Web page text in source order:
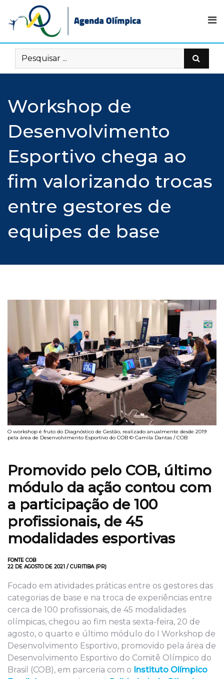
content
Workshop de
Desenvolvimento
Esportivo chega ao
fim valorizando trocas
entre gestores de
equipes de base
O workshop é fruto do Diagnóstico de Gestão, realizado anualmente desde 2019
pela área de Desenvolvimento Esportivo do COB © Camila Dantas / COB
Promovido pelo COB, último
módulo da ação contou com
a participação de 100
profissionais, de 45
modalidades esportivas
FONTE COB
22 DE AGOSTO DE 2021 / CURITIBA (PR)
Focado em atividades práticas entre os gestores das
categorias de base e na troca de experiências entre
cerca de 100 profissionais, de 45 modalidades
olímpicas, chegou ao fim nesta sexta-feira, 20 de
agosto, o quarto e último módulo do I Workshop de
Desenvolvimento Esportivo, promovido pela área de
Desenvolvimento Esportivo do Comitê Olímpico do
Brasil (COB), em parceria com o Instituto Olímpico